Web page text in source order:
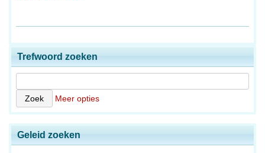
Trefwoord zoeken
Meer opties
Geleid zoeken